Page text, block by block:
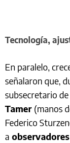
Tecnología,
En paralelo,
señalaron que,
subsecretario
Tamer (manos
Federico
a